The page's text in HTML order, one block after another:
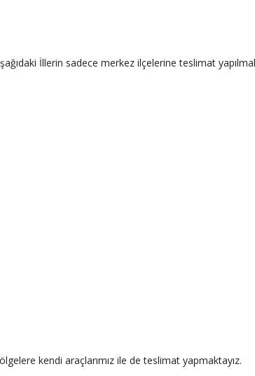
İllerin sadece merkez ilçelerine teslimat
kendi araçlarımız ile de teslimat yapmaktayız.